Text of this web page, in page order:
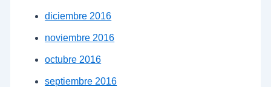
diciembre 2016
noviembre 2016
octubre 2016
septiembre 2016